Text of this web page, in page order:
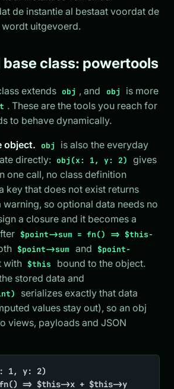
de instantie al bestaat voordat de
uitgevoerd.
base class: powertools
extends obj , and obj
is more
. These are the tools you reach for
to behave dynamically.
object. obj
is also the everyday
directly: obj(x: 1, y: 2)
gives
one call, no class definition
key that does not exist returns
warning, so optional data needs no
a closure and it becomes a
$point->sum = fn() => $this-
$point->sum and $point-
with $this bound to the object.
stored data and
serializes exactly that data
values stay out), so an obj
views, payloads and JSON
1, y: 2)
fn() => $this->x + $this->y